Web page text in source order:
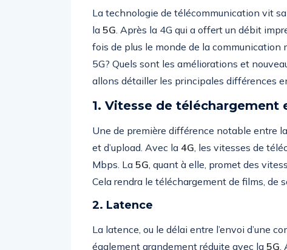
La technologie de télécommunication vit
la 5G. Après la 4G qui a offert un débit
fois de plus le monde de la
5G? Quels sont les améliorations et
allons détailler les principales différences
1. Vitesse de téléchargement
Une de première différence notable entre
et d’upload. Avec la 4G, les vitesses de
Mbps. La 5G, quant à elle, promet des
Cela rendra le téléchargement de films, de
2. Latence
La latence, ou le délai entre l’envoi d’une
également grandement réduite avec la 5G.